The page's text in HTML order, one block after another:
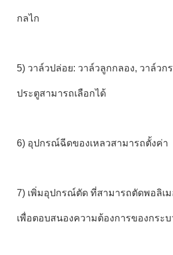
กลไก
5) วาล์วปล่อย: วาล์วลูกกลอง, วาล์วก
ประตูสามารถเลือกได้
6) อุปกรณ์ฉีดของเหลวสามารถตั้งค่า
7) เพิ่มอุปกรณ์ตัด ที่สามารถตัดพอลิเ
เพื่อตอบสนองความต้องการของกระ